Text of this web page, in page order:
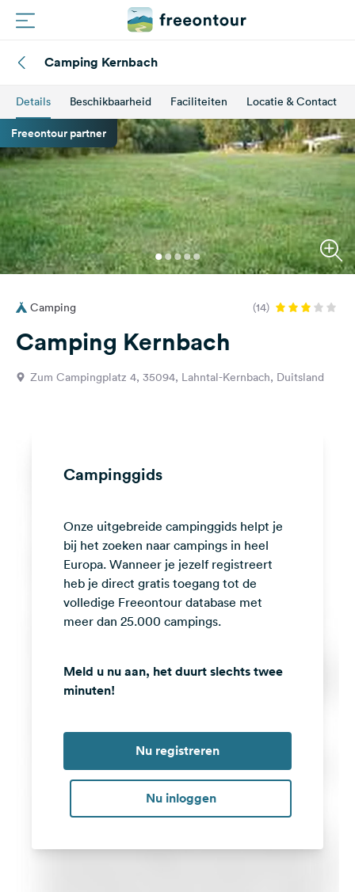
Routes
Campings
Magazine
Partners
Registreren
Inloggen
Vragen &
Feedback
media
Facebook
Instagram
Camping Kernbach
Details Beschikbaarheid Faciliteiten Locatie & Contact
Freeontour partner
Camping (14)
Camping Kernbach
Zum Campingplatz 4, 35094, Lahntal-Kernbach, Duitsland
Campinggids
Onze uitgebreide campinggids helpt je
bij het zoeken naar campings in heel
Europa. Wanneer je jezelf registreert
heb je direct gratis toegang tot de
volledige Freeontour database met
meer dan 25.000 campings.
Meld u nu aan, het duurt slechts twee
minuten!
Nu registreren
Nu inloggen